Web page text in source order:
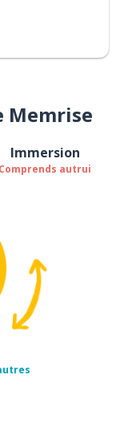
Memrise
Immersion
Comprends autrui